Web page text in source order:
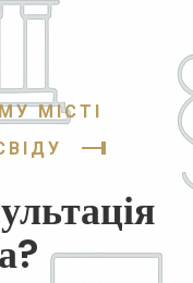
МІСТІ